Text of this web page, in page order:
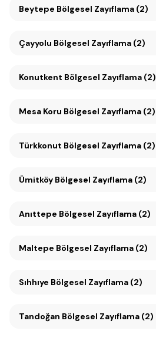
Beytepe Bölgesel Zayıflama (2)
Çayyolu Bölgesel Zayıflama (2)
Konutkent Bölgesel Zayıflama (2)
Mesa Koru Bölgesel Zayıflama (2)
Türkkonut Bölgesel Zayıflama (2)
Ümitköy Bölgesel Zayıflama (2)
Anıttepe Bölgesel Zayıflama (2)
Maltepe Bölgesel Zayıflama (2)
Sıhhıye Bölgesel Zayıflama (2)
Tandoğan Bölgesel Zayıflama (2)